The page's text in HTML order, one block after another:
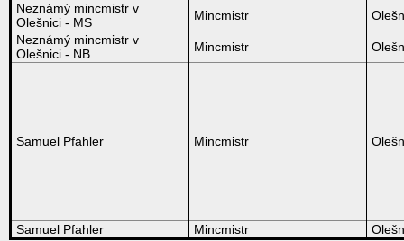
Neznámý mincmistr v
Olešnici - MS
Mincmistr
Neznámý mincmistr v
Olešnici - NB
Mincmistr
Samuel Pfahler Mincmistr
Samuel Pfahler Mincmistr